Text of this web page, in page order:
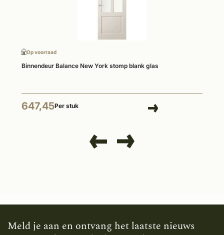
Op voorraad
Binnendeur Balance New York stomp blank glas
647,45Per stuk
Meld je aan en ontvang het laatste nieuws